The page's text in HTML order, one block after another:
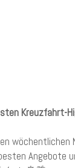
Kreuzfahrt-
wöchentlichen
Angebote